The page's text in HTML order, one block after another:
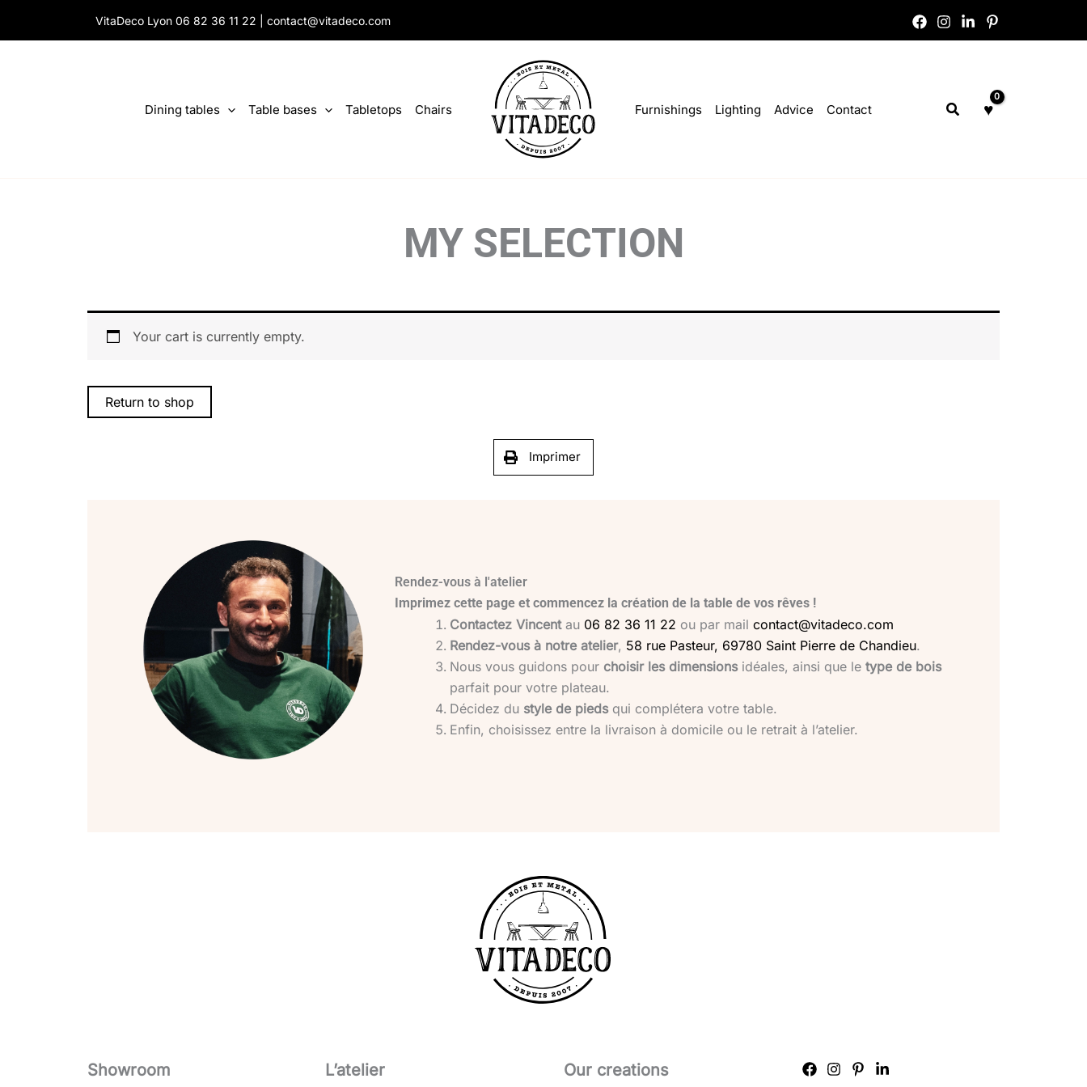
VitaDeco Lyon 06 82 36 11 22 contact@vitadeco.com
Dining tables Table bases Tabletops Chairs Furnishings Lighting Advice Contact Search
MY SELECTION
Your cart is currently empty.
Return to shop
Imprimer
Rendez-vous à l'atelier
Imprimez cette page et commencez la création de la table de vos rêves !
Contactez Vincentau 06 82 36 11 22 ou par mailcontact@vitadeco.com
Rendez-vous à notre atelier, 58 rue Pasteur, 69780 Saint Pierre de Chandieu.
Nous vous guidons pour choisir les dimensions idéales, ainsi que letype de bois
parfait pour votre plateau.
Décidez du style de pieds qui complétera votre table.
Enfin, choisissez entre la livraison à domicile ou le retrait à l’atelier.
Showroom L’atelier Our creations